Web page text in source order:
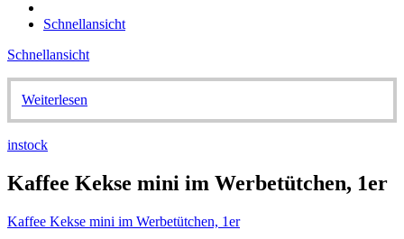
Schnellansicht
Schnellansicht
Weiterlesen
instock
Kaffee Kekse mini im Werbetütchen, 1er
Kaffee Kekse mini im Werbetütchen, 1er